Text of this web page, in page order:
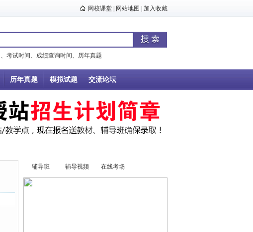
网校课堂 网站地图 加入收藏
、 考试时间 、 成绩查询时间 、 历年真题
历年真题 模拟试题 交流论坛
辅导班 辅导视频 在线考场